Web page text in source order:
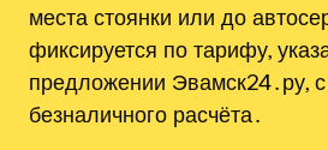
места стоянки или до
фиксируется по тарифу,
предложении Эвамск24․ру,
безналичного расчёта․